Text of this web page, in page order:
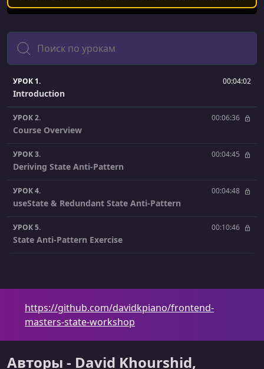
Поиск
УРОК 1. 00:04:02
Introduction
УРОК 2. 00:06:36
Course Overview
УРОК 3. 00:04:45
Deriving State Anti-Pattern
УРОК 4. 00:04:48
useState & Redundant State Anti-Pattern
УРОК 5. 00:10:46
State Anti-Pattern Exercise
Essential Modeling Diagrams
https://github.com/davidkpiano/frontend-
masters-state-workshop
Авторы - David Khourshid,